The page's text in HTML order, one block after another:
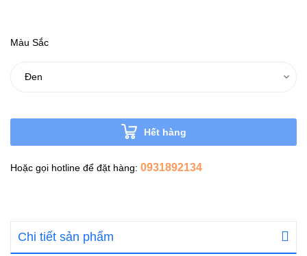
Màu Sắc
Hết hàng
Hoặc gọi hotline để đặt hàng: 0931892134
Chi tiết sản phẩm